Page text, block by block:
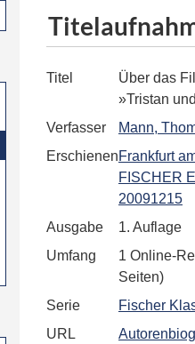
Titel
Über das
»Tristan
Verfasser
Mann,
ErschienenFrankfurt
FISCHER
20091215
Ausgabe
1. Auflage
Umfang
1 Online-
Seiten)
Serie
Fischer
URL